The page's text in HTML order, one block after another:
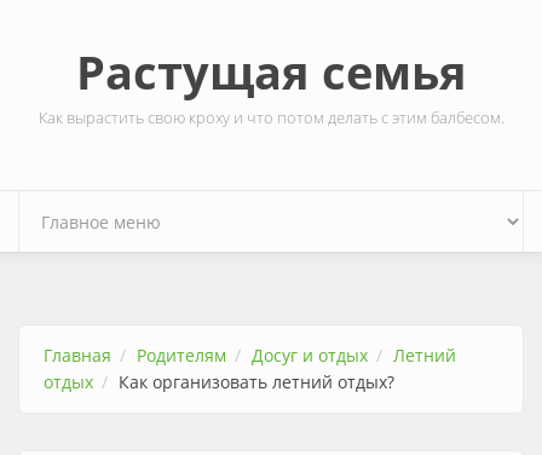
Растущая семья
Как вырастить свою кроху и что потом делать с этим балбесом.
Главная Родителям Досуг и отдых
Летний
отдых
Как организовать летний отдых?